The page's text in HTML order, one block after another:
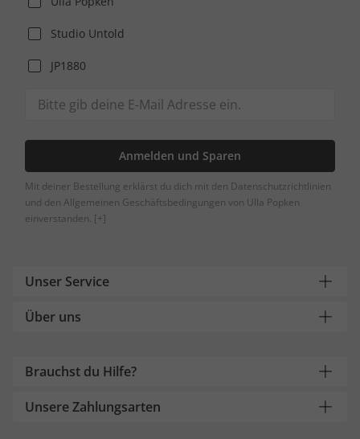
Studio Untold
JP1880
Anmelden und Sparen
Mit deiner Bestellung erklärst du dich mit den Datenschutzrichtlinien
und den Allgemeinen Geschäftsbedingungen von Ulla Popken
einverstanden. [+]
Unser Service
Über uns
Brauchst du Hilfe?
Unsere Zahlungsarten